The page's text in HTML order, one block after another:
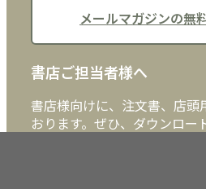
メールマガジンの無
書店ご担当者様へ
書店様向けに、注文書、店頭
おります。ぜひ、ダウンロー